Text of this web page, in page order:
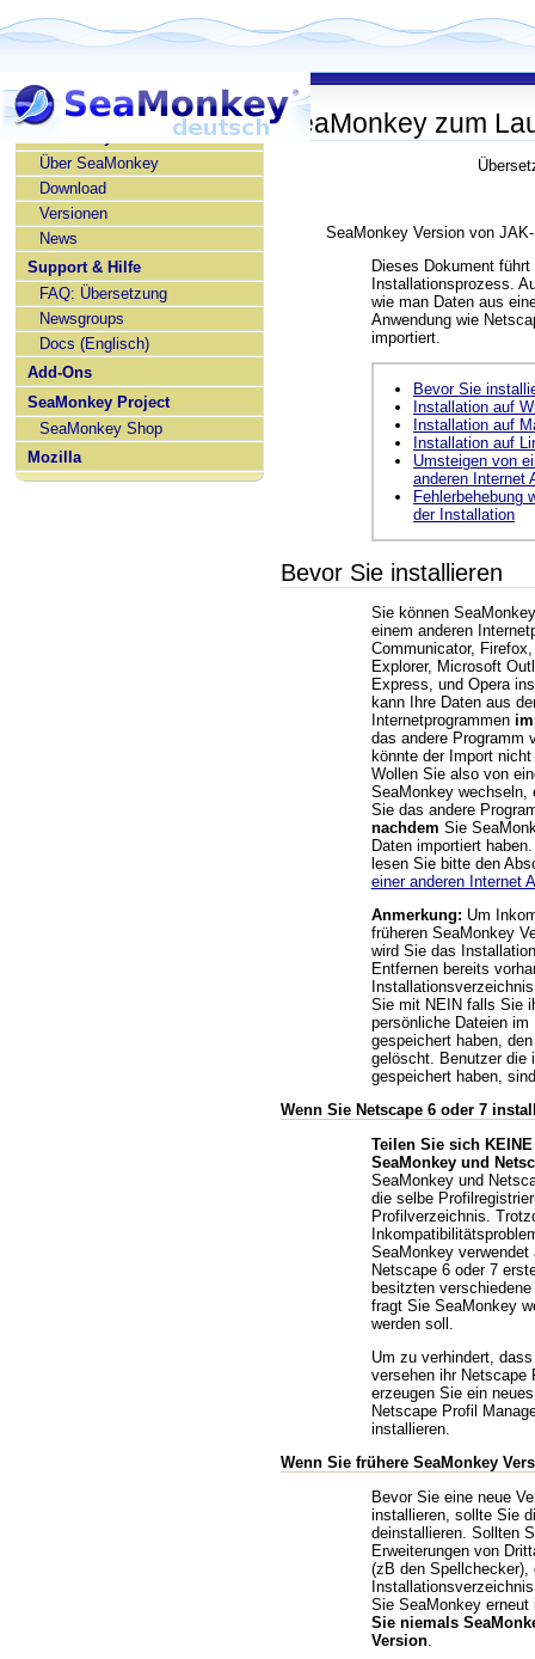
SeaMonkey deutsch
Über SeaMonkey
Download
Versionen
News
Support & Hilfe
FAQ: Übersetzung
Newsgroups
Docs (Englisch)
Add-Ons
SeaMonkey Project
SeaMonkey Shop
Mozilla
SeaMonkey zum
SeaMonkey Version von
Dieses Dokument
Installationsprozess.
wie man Daten aus
Anwendung wie
importiert.
Bevor Sie
Installation auf
Installation auf
Installation auf
Umsteigen von
anderen Internet
Fehlerbehebung
der Installation
Bevor Sie installieren
Sie können
einem anderen
Communicator,
Explorer, Microsoft
Express, und Opera
kann Ihre Daten aus
Internetprogrammen
das andere Programm
könnte der Import
Wollen Sie also von
SeaMonkey wechseln,
Sie das andere
nachdem Sie
Daten importiert
lesen Sie bitte den
einer anderen Internet
Anmerkung: Um
früheren SeaMonkey
wird Sie das
Entfernen bereits
Sie mit NEIN falls Sie
persönliche Dateien
gespeichert haben,
gelöscht. Benutzer die
gespeichert haben,
Wenn Sie Netscape 6 oder 7
Teilen Sie sich
SeaMonkey und
SeaMonkey und
die selbe
Profilverzeichnis.
SeaMonkey
Netscape 6 oder 7
besitzten
fragt Sie SeaMonkey
werden soll.
Um zu verhindert,
versehen ihr Netscape
erzeugen Sie ein
Netscape Profil
installieren.
Wenn Sie frühere SeaMonkey
Bevor Sie eine neue
installieren, sollte Sie
deinstallieren. Sollten
Erweiterungen von
(zB den Spellchecker),
Sie SeaMonkey
Sie niemals
Version.